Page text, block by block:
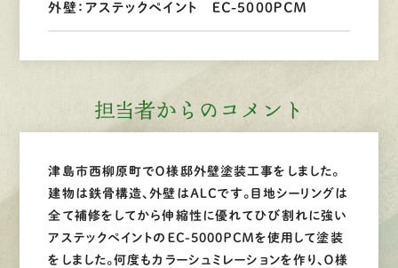
外壁：アステックペイント ＥＣ-5000ＰＣＭ
担当者からのコメント
津島市西柳原町でＯ様邸外壁塗装工事をしました。
建物は鉄骨構造、外壁はＡＬＣです。目地シーリングは
全て補修をしてから伸縮性に優れてひび割れに強い
アステックペイントのＥＣ-5000ＰＣＭを使用して塗装
をしました。何度もカラーシュミレーションを作り、Ｏ様